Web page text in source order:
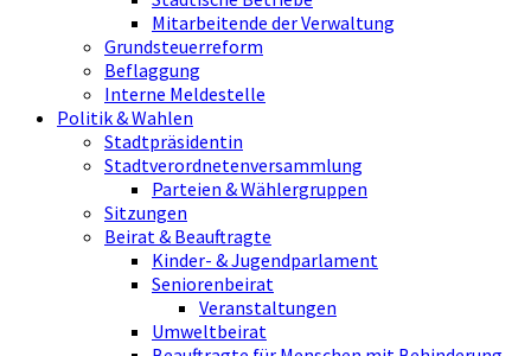
Mitarbeitende der Verwaltung
Grundsteuerreform
Beflaggung
Interne Meldestelle
Politik & Wahlen
Stadtpräsidentin
Stadtverordnetenversammlung
Parteien & Wählergruppen
Sitzungen
Beirat & Beauftragte
Kinder- & Jugendparlament
Seniorenbeirat
Veranstaltungen
Umweltbeirat